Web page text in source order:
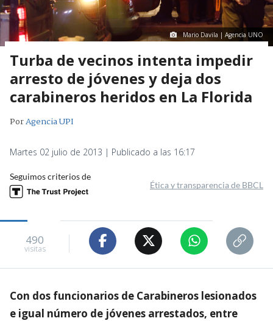
Mario Davila | Agencia UNO
Turba de vecinos intenta impedir
arresto de jóvenes y deja dos
carabineros heridos en La Florida
PorAgencia UPI
Martes 02 julio de 2013 | Publicado a las 16:17
Seguimos criterios de
Ética y transparencia de BBCL
490
visitas
Con dos funcionarios de Carabineros lesionados
e igual número de jóvenes arrestados, entre